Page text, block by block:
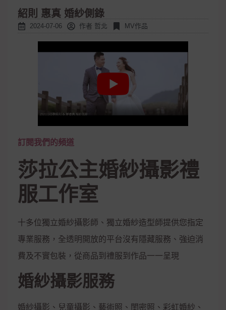
紹則 惠真 婚紗側錄
2024-07-06 作者 哲北 MV作品
訂閱我們的頻道
莎拉公主婚紗攝影禮
服工作室
十多位獨立婚紗攝影師、獨立婚紗造型師提供您指定
專業服務，全透明開放的平台沒有隱藏服務、強迫消
費及不實包裝，從商品到禮服到作品一一呈現
婚紗攝影服務
婚紗攝影、兒童攝影、藝術照、閨密照、彩虹婚紗、